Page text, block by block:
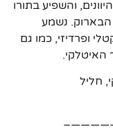
היוונים, והשפיע בתורו
הבארוק. נשמע
ופרדיזי, כמו גם
האיטלקי.
חליל